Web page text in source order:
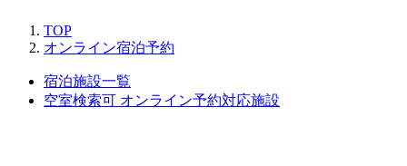
TOP
オンライン宿泊予約
宿泊施設一覧
空室検索可 オンライン予約対応施設